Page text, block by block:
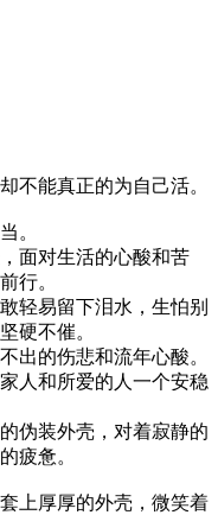
不能真正的为自己活。
。
面对生活的心酸和苦
行。
轻易留下泪水，生怕别
硬不催。
出的伤悲和流年心酸。
人和所爱的人一个安稳
伪装外壳，对着寂静的
疲惫。
上厚厚的外壳，微笑着